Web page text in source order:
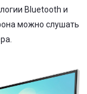
Bluetooth и
можно слушать